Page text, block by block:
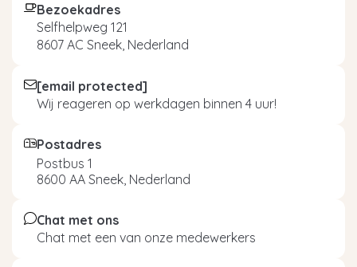
Bezoekadres
Selfhelpweg 121
8607 AC Sneek, Nederland
[email protected]
Wij reageren op werkdagen binnen 4 uur!
Postadres
Postbus 1
8600 AA Sneek, Nederland
Chat met ons
Chat met een van onze medewerkers